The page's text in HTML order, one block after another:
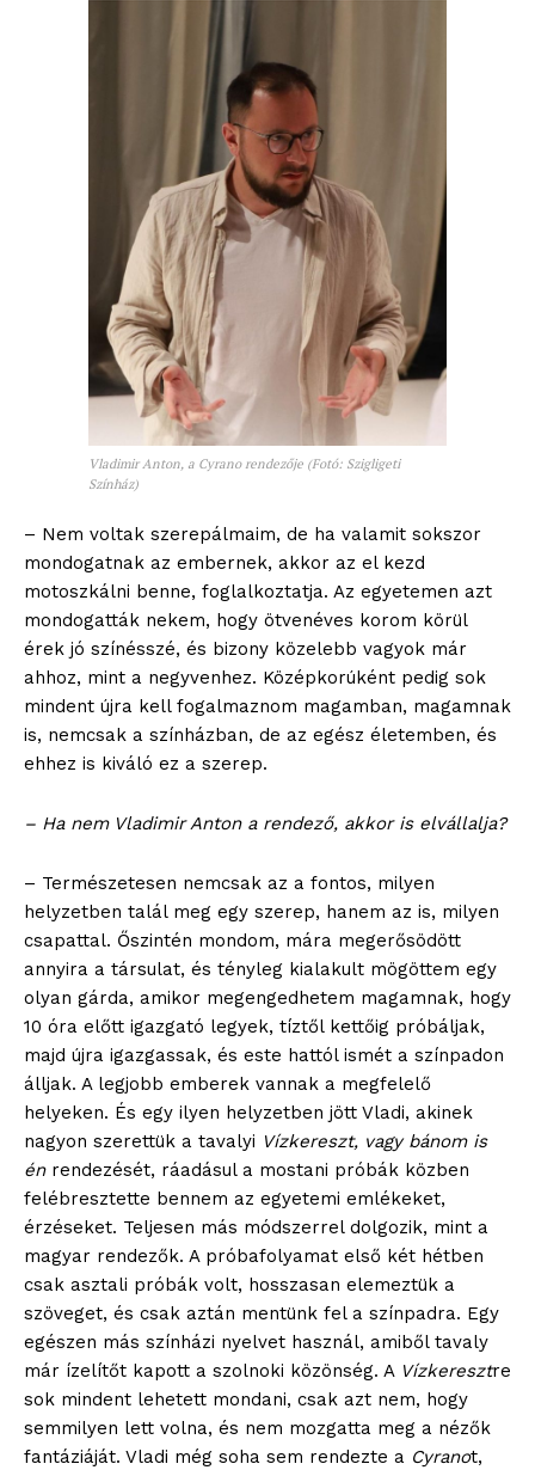
Vladimir Anton, a Cyrano rendezője (Fotó: Szigligeti
Színház)
– Nem voltak szerepálmaim, de ha valamit sokszor
mondogatnak az embernek, akkor az el kezd
motoszkálni benne, foglalkoztatja. Az egyetemen azt
mondogatták nekem, hogy ötvenéves korom körül
érek jó színésszé, és bizony közelebb vagyok már
ahhoz, mint a negyvenhez. Középkorúként pedig sok
mindent újra kell fogalmaznom magamban, magamnak
is, nemcsak a színházban, de az egész életemben, és
ehhez is kiváló ez a szerep.
– Ha nem Vladimir Anton a rendező, akkor is elvállalja?
– Természetesen nemcsak az a fontos, milyen
helyzetben talál meg egy szerep, hanem az is, milyen
csapattal. Őszintén mondom, mára megerősödött
annyira a társulat, és tényleg kialakult mögöttem egy
olyan gárda, amikor megengedhetem magamnak, hogy
10 óra előtt igazgató legyek, tíztől kettőig próbáljak,
majd újra igazgassak, és este hattól ismét a színpadon
álljak. A legjobb emberek vannak a megfelelő
helyeken. És egy ilyen helyzetben jött Vladi, akinek
nagyon szerettük a tavalyi Vízkereszt, vagy bánom is
énrendezését, ráadásul a mostani próbák közben
felébresztette bennem az egyetemi emlékeket,
érzéseket. Teljesen más módszerrel dolgozik, mint a
magyar rendezők. A próbafolyamat első két hétben
csak asztali próbák volt, hosszasan elemeztük a
szöveget, és csak aztán mentünk fel a színpadra. Egy
egészen más színházi nyelvet használ, amiből tavaly
már ízelítőt kapott a szolnoki közönség. A Vízkeresztre
sok mindent lehetett mondani, csak azt nem, hogy
semmilyen lett volna, és nem mozgatta meg a nézők
fantáziáját. Vladi még soha sem rendezte a Cyranot,